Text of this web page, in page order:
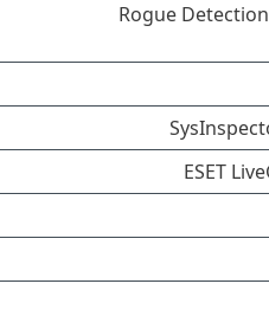
إعادة تعيين قاعدة بيانات Rogue Detection